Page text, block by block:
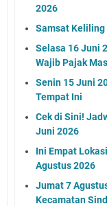
2026
Samsat Keliling
Selasa 16 Juni
Wajib Pajak
Senin 15 Juni
Tempat Ini
Cek di Sini!
Juni 2026
Ini Empat
Agustus 2026
Jumat 7
Kecamatan